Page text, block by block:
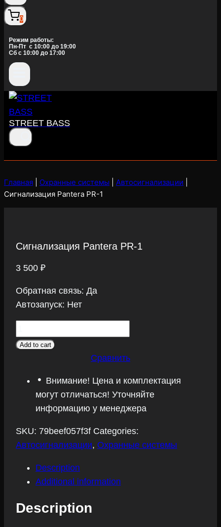
0
Режим работы:
Пн-Пт c 10:00 до 19:00
Сб с 10:00 до 17:00
STREET BASS
Главная Охранные системы Автосигнализации
Сигнализация Pantera PR-1
Сигнализация Pantera PR-1
3 500 ₽
Обратная связь: Да
Автозапуск: Нет
Pantera
quantity
Add to cart
Сравнить
Внимание! Цена и комплектация
могут отличаться! Уточняйте
информацию у менеджера
SKU: 79beef057f3f Categories:
Автосигнализации, Охранные системы
Description
Additional information
Description